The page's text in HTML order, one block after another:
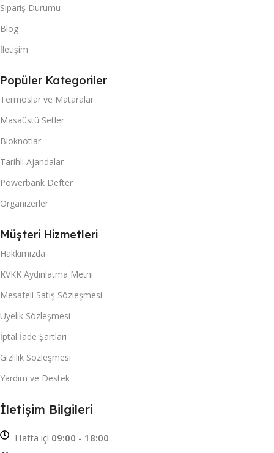
Sipariş Durumu
Blog
İletişim
Popüler Kategoriler
Termoslar ve Mataralar
Masaüstü Setler
Bloknotlar
Tarihli Ajandalar
Powerbank Defter
Organizerler
Müşteri Hizmetleri
Hakkımızda
KVKK Aydınlatma Metni
Mesafeli Satış Sözleşmesi
Üyelik Sözleşmesi
İptal İade Şartları
Gizlilik Sözleşmesi
Yardım ve Destek
İletişim Bilgileri
Hafta içi 09:00 - 18:00